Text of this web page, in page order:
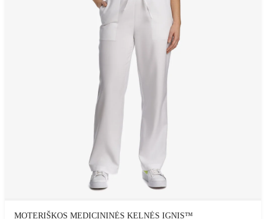
MOTERIŠKOS MEDICININĖS KELNĖS IGNIS™